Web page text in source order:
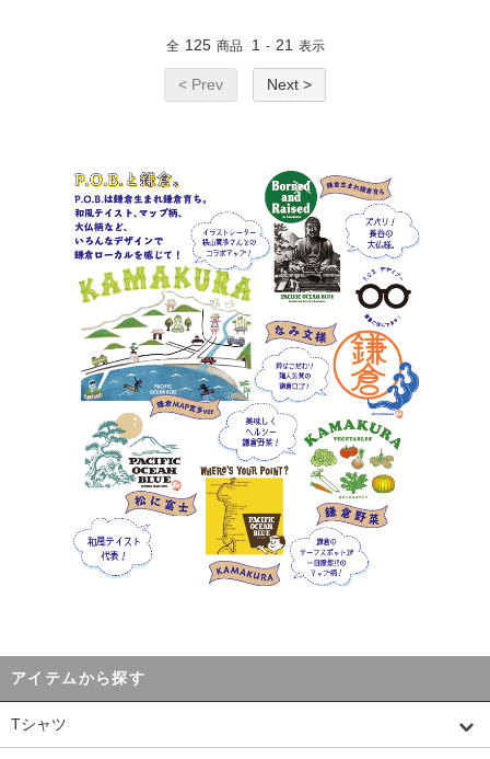
全 125 商品 1 - 21 表示
< Prev Next >
アイテムから探す
Tシャツ